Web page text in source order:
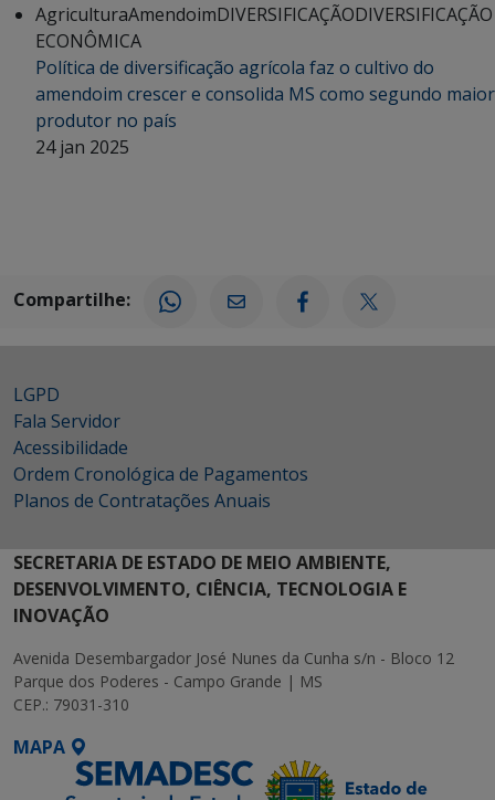
AgriculturaAmendoimDIVERSIFICAÇÃODIVERSIFICAÇÃO
ECONÔMICA
Política de diversificação agrícola faz o cultivo do
amendoim crescer e consolida MS como segundo maior
produtor no país
24 jan 2025
Compartilhe:
LGPD
Fala Servidor
Acessibilidade
Ordem Cronológica de Pagamentos
Planos de Contratações Anuais
SECRETARIA DE ESTADO DE MEIO AMBIENTE,
DESENVOLVIMENTO, CIÊNCIA, TECNOLOGIA E
INOVAÇÃO
Avenida Desembargador José Nunes da Cunha s/n - Bloco 12
Parque dos Poderes - Campo Grande | MS
CEP.: 79031-310
MAPA